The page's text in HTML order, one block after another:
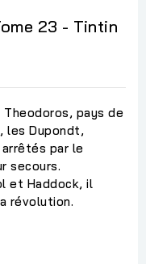
23 - Tintin
Theodoros, pays de
les Dupondt,
par le
secours.
et Haddock, il
révolution.